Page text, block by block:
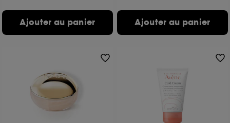
Ajouter au panier Ajouter au panier